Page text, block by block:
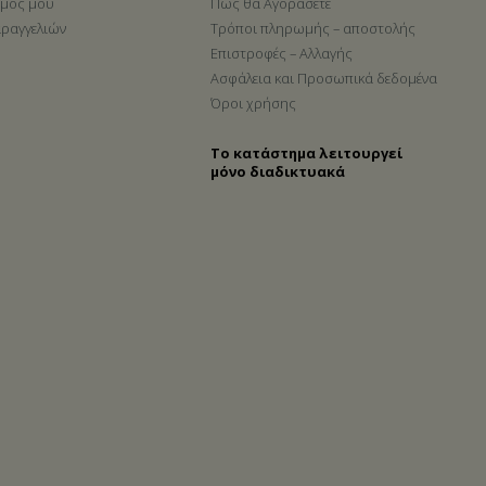
Τρόποι πληρωμής – αποστολής
Επιστροφές – Αλλαγής
Ασφάλεια και Προσωπικά δεδομένα
Όροι χρήσης
Το κατάστημα λειτουργεί
μόνο διαδικτυακά